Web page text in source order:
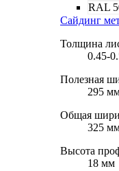
RAL
Сайдинг
Толщина
0.45-
Полезная
295
Общая
325
Высота
18 мм